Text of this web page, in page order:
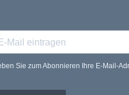
Sie zum Abonnieren Ihre E-Mail-